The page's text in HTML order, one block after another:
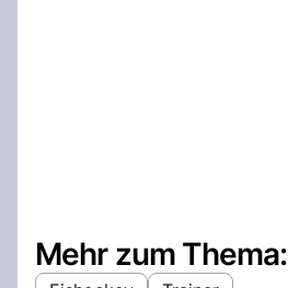
Mehr zum Thema: